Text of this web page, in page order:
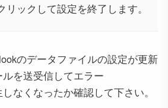
リックして設定を終了します。
のデータファイルの設定が更新
を送受信してエラー
なくなったか確認して下さい。